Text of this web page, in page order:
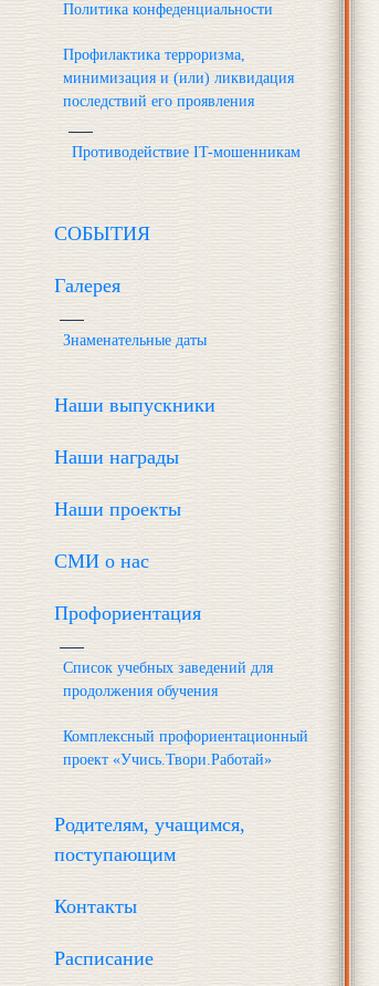
Политика конфеденциальности
Профилактика терроризма,
минимизация и (или) ликвидация
последствий его проявления
Противодействие IT-мошенникам
СОБЫТИЯ
Галерея
Знаменательные даты
Наши выпускники
Наши награды
Наши проекты
СМИ о нас
Профориентация
Список учебных заведений для
продолжения обучения
Комплексный профориентационный
проект «Учись.Твори.Работай»
Родителям, учащимся,
поступающим
Контакты
Расписание